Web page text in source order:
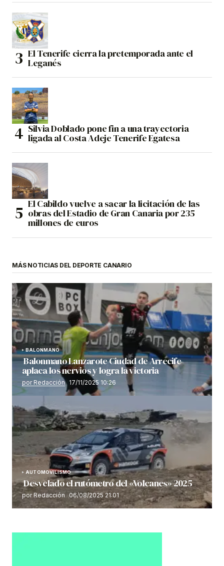
El Tenerife cierra la pretemporada ante el
Leganés
Silvia Doblado pone fin a una trayectoria
ligada al Costa Adeje Tenerife Egatesa
El Cabildo vuelve a sacar la licitación de las
obras del Estadio de Gran Canaria por 235
millones de euros
MÁS NOTICIAS DEL DEPORTE CANARIO
BALONMANO
Balonmano Lanzarote Ciudad de Arrecife
aplaca los nervios y logra la victoria
por Redacción 17/11/2025 10:26
AUTOMOVILISMO
Desvelado el rutómetro del «Volcanes» 2025
por Redacción 06/08/2025 21:01